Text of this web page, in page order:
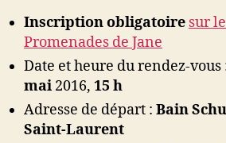
Inscription obligatoire sur
Promenades de Jane
Date et heure du rendez-vous
mai 2016, 15 h
Adresse de départ : Bain
Saint-Laurent